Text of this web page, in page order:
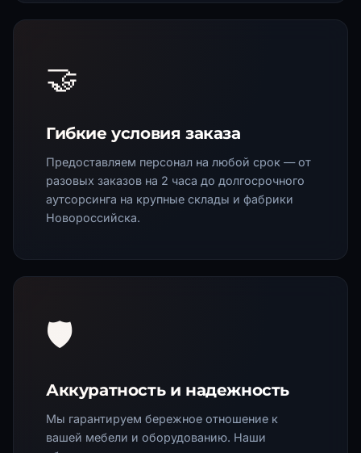
🤝
Гибкие условия заказа
Предоставляем персонал на любой срок — от
разовых заказов на 2 часа до долгосрочного
аутсорсинга на крупные склады и фабрики
Новороссийска.
🛡️
Аккуратность и надежность
Мы гарантируем бережное отношение к
вашей мебели и оборудованию. Наши